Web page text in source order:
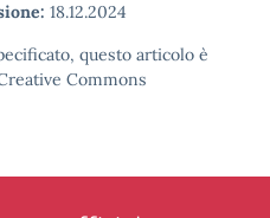
18.12.2024
questo articolo è
Commons